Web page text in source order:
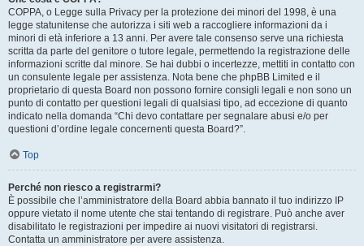
COPPA, o Legge sulla Privacy per la protezione dei minori del 1998, è una
legge statunitense che autorizza i siti web a raccogliere informazioni da i
minori di età inferiore a 13 anni. Per avere tale consenso serve una richiesta
scritta da parte del genitore o tutore legale, permettendo la registrazione delle
informazioni scritte dal minore. Se hai dubbi o incertezze, mettiti in contatto con
un consulente legale per assistenza. Nota bene che phpBB Limited e il
proprietario di questa Board non possono fornire consigli legali e non sono un
punto di contatto per questioni legali di qualsiasi tipo, ad eccezione di quanto
indicato nella domanda “Chi devo contattare per segnalare abusi e/o per
questioni d’ordine legale concernenti questa Board?”.
Top
Perché non riesco a registrarmi?
È possibile che l’amministratore della Board abbia bannato il tuo indirizzo IP
oppure vietato il nome utente che stai tentando di registrare. Può anche aver
disabilitato le registrazioni per impedire ai nuovi visitatori di registrarsi.
Contatta un amministratore per avere assistenza.